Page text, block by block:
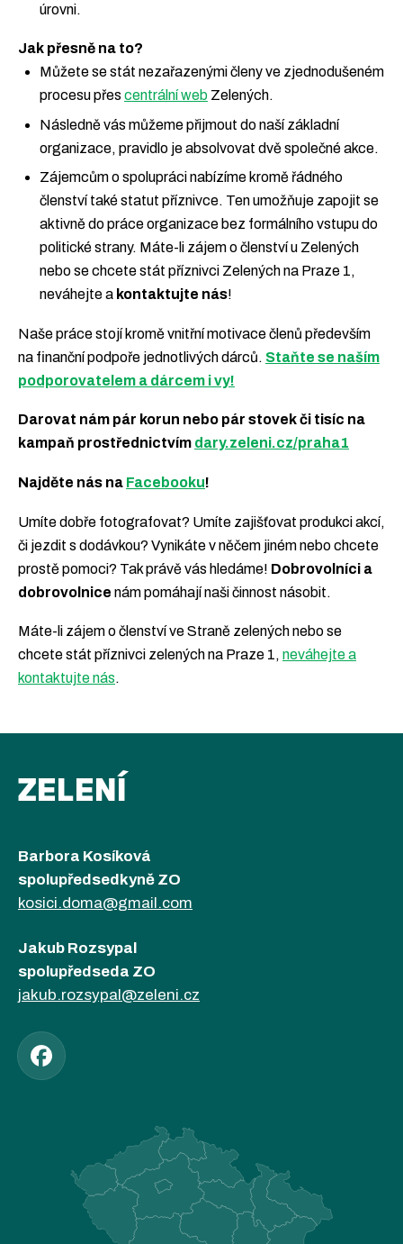
úrovni.
Jak přesně na to?
Můžete se stát nezařazenými členy ve zjednodušeném
procesu přes centrální web Zelených.
Následně vás můžeme přijmout do naší základní
organizace, pravidlo je absolvovat dvě společné akce.
Zájemcům o spolupráci nabízíme kromě řádného
členství také statut příznivce. Ten umožňuje zapojit se
aktivně do práce organizace bez formálního vstupu do
politické strany. Máte-li zájem o členství u Zelených
nebo se chcete stát příznivci Zelených na Praze 1,
neváhejte a kontaktujte nás!
Naše práce stojí kromě vnitřní motivace členů především
na finanční podpoře jednotlivých dárců. Staňte se naším
podporovatelem a dárcem i vy!
Darovat nám pár korun nebo pár stovek či tisíc na
kampaň prostřednictvím dary.zeleni.cz/praha1
Najděte nás na Facebooku!
Umíte dobře fotografovat? Umíte zajišťovat produkci akcí,
či jezdit s dodávkou? Vynikáte v něčem jiném nebo chcete
prostě pomoci? Tak právě vás hledáme! Dobrovolníci a
dobrovolnice nám pomáhají naši činnost násobit.
Máte-li zájem o členství ve Straně zelených nebo se
chcete stát příznivci zelených na Praze 1, neváhejte a
kontaktujte nás.
ZELENÍ
Barbora Kosíková
spolupředsedkyně ZO
kosici.doma@gmail.com
Jakub Rozsypal
spolupředseda ZO
jakub.rozsypal@zeleni.cz